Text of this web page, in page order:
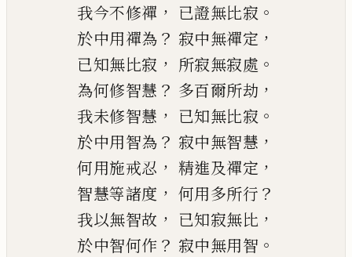
我今不修禪 ， 已證無比寂 。
於中用禪為 ？ 寂中無禪定 ，
已知無比寂 ， 所寂無寂處 。
為何修智慧 ？ 多百爾所劫 ，
我未修智慧 ， 已知無比寂 。
於中用智為 ？ 寂中無智慧 ，
何用施戒忍 ， 精進及禪定 ，
智慧等諸度 ， 何用多所行 ？
我以無智故 ， 已知寂無比 ，
於中智何作 ？ 寂中無用智 。